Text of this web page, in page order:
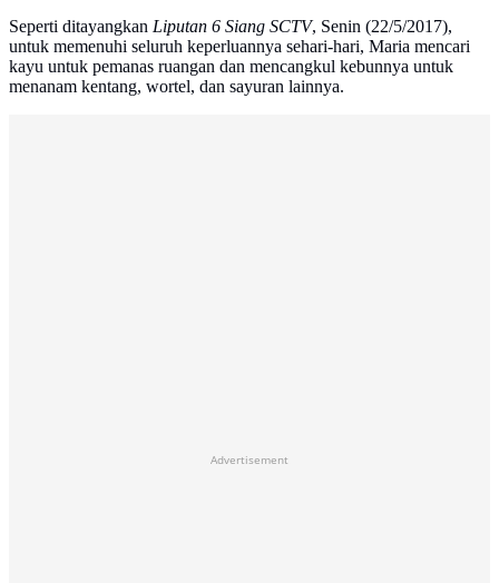
Seperti ditayangkan Liputan 6 Siang SCTV, Senin (22/5/2017),
untuk memenuhi seluruh keperluannya sehari-hari, Maria mencari
kayu untuk pemanas ruangan dan mencangkul kebunnya untuk
menanam kentang, wortel, dan sayuran lainnya.
Advertisement